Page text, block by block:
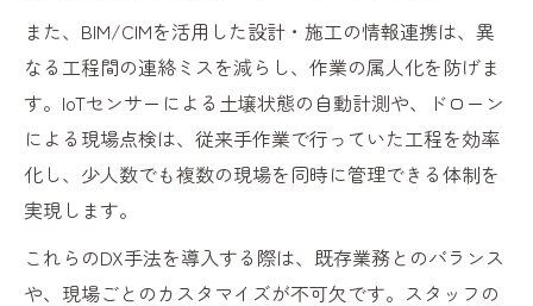
また、BIM/CIMを活用した設計・施工の情報連携は、異
なる工程間の連絡ミスを減らし、作業の属人化を防げま
す。IoTセンサーによる土壌状態の自動計測や、ドローン
による現場点検は、従来手作業で行っていた工程を効率
化し、少人数でも複数の現場を同時に管理できる体制を
実現します。
これらのDX手法を導入する際は、既存業務とのバランス
や、現場ごとのカスタマイズが不可欠です。スタッフの